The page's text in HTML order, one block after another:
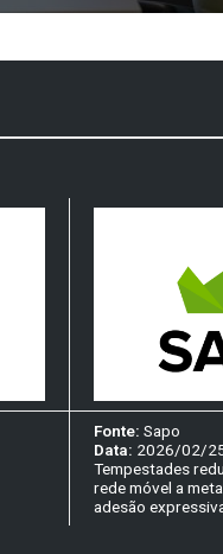
Fonte: Sapo
Data: 2026/02/
Tempestades
rede móvel a
adesão